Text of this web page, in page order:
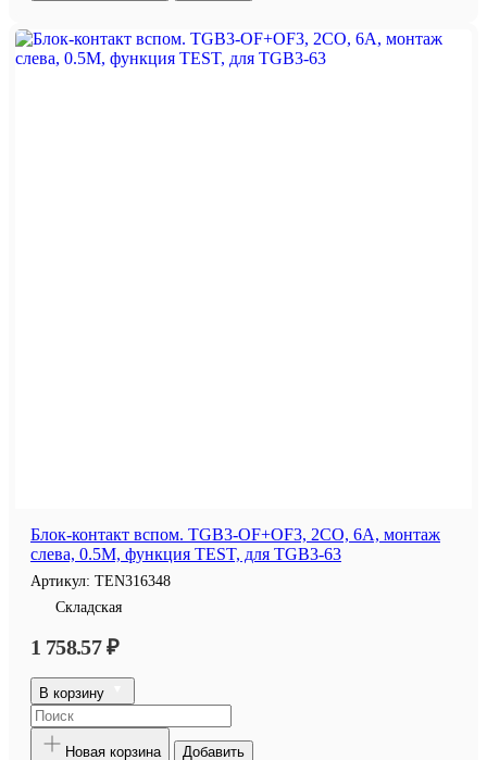
Блок-контакт вспом. TGB3-OF+OF3, 2CO, 6A, монтаж
слева, 0.5M, функция TEST, для TGB3-63
Артикул: TEN316348
Складская
1 758.57 ₽
В корзину
Новая корзина Добавить